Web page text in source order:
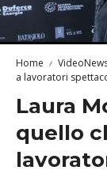
Home
a lavoratori
Laura
quello